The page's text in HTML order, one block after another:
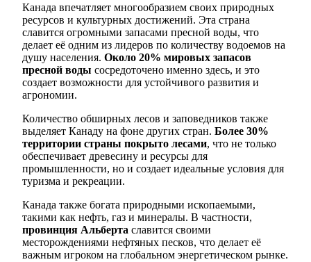
Канада впечатляет многообразием своих природных
ресурсов и культурных достижений. Эта страна
славится огромными запасами пресной воды, что
делает её одним из лидеров по количеству водоемов на
душу населения. Около 20% мировых запасов
пресной воды сосредоточено именно здесь, и это
создает возможности для устойчивого развития и
агрономии.
Количество обширных лесов и заповедников также
выделяет Канаду на фоне других стран. Более 30%
территории страны покрыто лесами, что не только
обеспечивает древесину и ресурсы для
промышленности, но и создает идеальные условия для
туризма и рекреации.
Канада также богата природными ископаемыми,
такими как нефть, газ и минералы. В частности,
провинция Альберта славится своими
месторождениями нефтяных песков, что делает её
важным игроком на глобальном энергетическом рынке.